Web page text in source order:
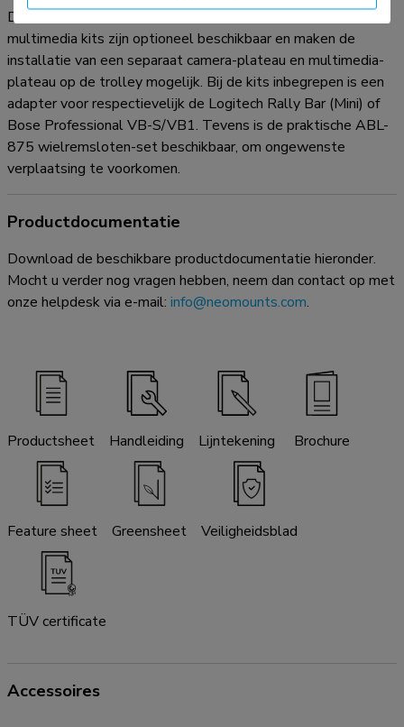
De universele AFLS-825BL1 en AV1-825BL videobar &
multimedia kits zijn optioneel beschikbaar en maken de
installatie van een separaat camera-plateau en multimedia-
plateau op de trolley mogelijk. Bij de kits inbegrepen is een
adapter voor respectievelijk de Logitech Rally Bar (Mini) of
Bose Professional VB-S/VB1. Tevens is de praktische ABL-
875 wielremsloten-set beschikbaar, om ongewenste
verplaatsing te voorkomen.
Productdocumentatie
Download de beschikbare productdocumentatie hieronder.
Mocht u verder nog vragen hebben, neem dan contact op met
onze helpdesk via e-mail: info@neomounts.com.
Productsheet Handleiding Lijntekening Brochure
Feature sheet Greensheet Veiligheidsblad
TÜV certificate
Accessoires